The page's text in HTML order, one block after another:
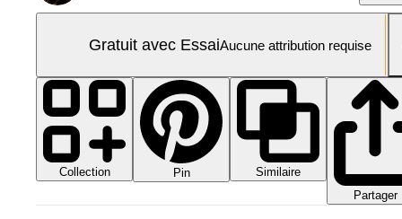
Gratuit avec EssaiAucune attribution requise
Collection Pin
Similaire
Partager